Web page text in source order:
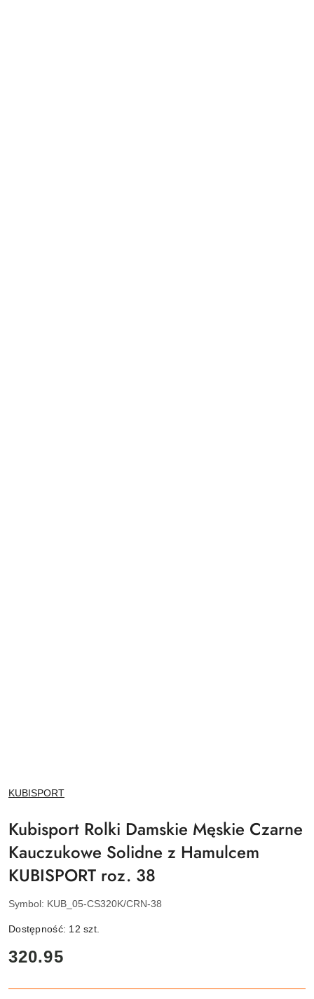
NAZWA
PRODUCENTA:
KUBISPORT
Kubisport Rolki Damskie Męskie Czarne
Kauczukowe Solidne z Hamulcem
KUBISPORT roz. 38
Symbol: KUB_05-CS320K/CRN-38
Dostępność: 12szt.
cena:
320.95